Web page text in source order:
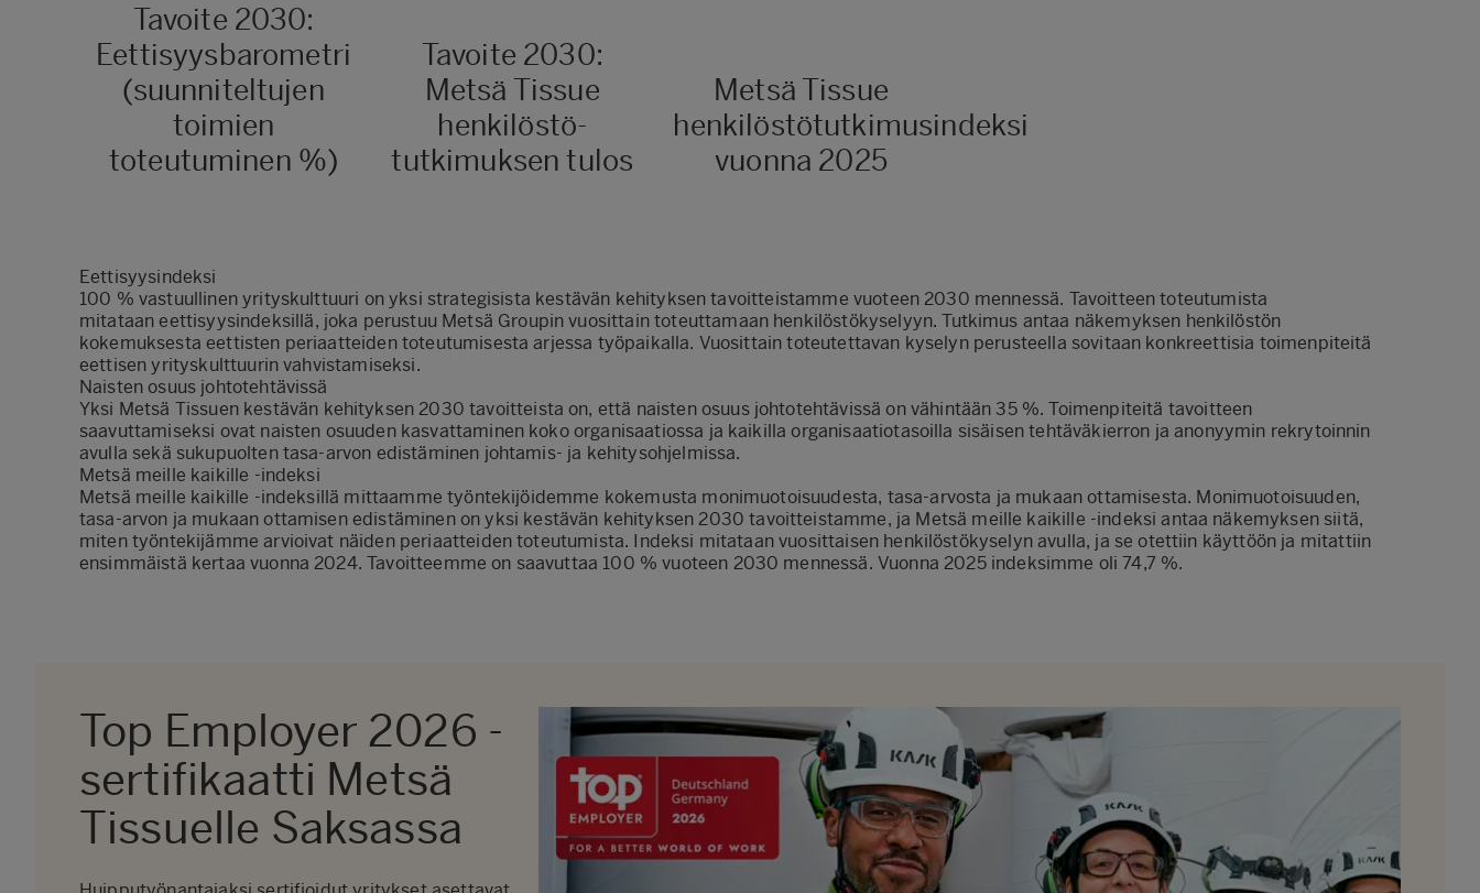
Tavoite 2030:
Eettisyysbarometri
(suunniteltujen
toimien
toteutuminen %)
Tavoite 2030:
Metsä Tissue
henkilöstö-
tutkimuksen tulos
Metsä Tissue
henkilöstötutkimusindeksi
vuonna 2025
Eettisyysindeksi
100 % vastuullinen yrityskulttuuri on yksi strategisista kestävän kehityksen tavoitteistamme vuoteen 2030 mennessä. Tavoitteen toteutumista
mitataaneettisyysindeksillä, joka perustuu Metsä Groupin vuosittain toteuttamaan henkilöstökyselyyn. Tutkimus antaa näkemyksen henkilöstön
kokemuksesta eettisten periaatteiden toteutumisesta arjessa työpaikalla. Vuosittain toteutettavan kyselyn perusteella sovitaan konkreettisia toimenpiteitä
eettisen yrityskulttuurin vahvistamiseksi.
Naisten osuus johtotehtävissä
Yksi Metsä Tissuen kestävän kehityksen 2030 tavoitteista on, että naisten osuus johtotehtävissä on vähintään 35 %.Toimenpiteitä tavoitteen
saavuttamiseksi ovat naisten osuuden kasvattaminen koko organisaatiossa ja kaikilla organisaatiotasoilla sisäisen tehtäväkierron ja anonyymin rekrytoinnin
avulla sekä sukupuolten tasa-arvon edistäminen johtamis- ja kehitysohjelmissa.
Metsä meille kaikille -indeksi
Metsä meille kaikille -indeksillä mittaamme työntekijöidemme kokemusta monimuotoisuudesta, tasa-arvosta ja mukaan ottamisesta. Monimuotoisuuden,
tasa-arvon ja mukaan ottamisen edistäminen on yksi kestävän kehityksen 2030 tavoitteistamme, ja Metsä meille kaikille -indeksi antaa näkemyksen siitä,
miten työntekijämme arvioivat näiden periaatteiden toteutumista. Indeksi mitataan vuosittaisen henkilöstökyselynavulla, ja se otettiin käyttöön ja mitattiin
ensimmäistä kertaa vuonna 2024.Tavoitteemme on saavuttaa 100 % vuoteen 2030 mennessä. Vuonna 2025indeksimme oli74,7 %.
Top Employer 2026 -
sertifikaatti Metsä
Tissuelle Saksassa